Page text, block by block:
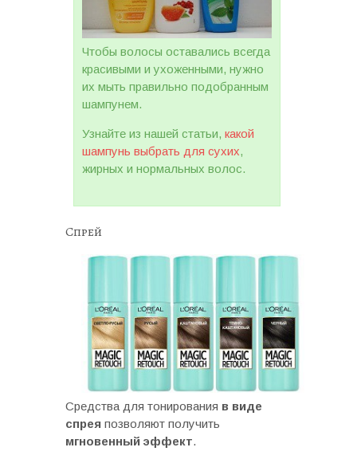
Чтобы волосы оставались всегда
красивыми и ухоженными, нужно
их мыть правильно подобранным
шампунем.
Узнайте из нашей статьи, какой
шампунь выбрать для сухих,
жирных и нормальных волос.
Спрей
Средства для тонирования в виде
спрея позволяют получить
мгновенный эффект.